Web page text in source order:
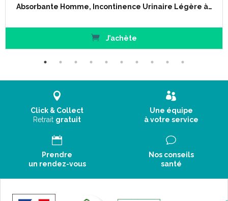
Absorbante Homme, Incontinence Urinaire Légère à…
J’achète
Click & Collect
Retrait gratuit
Une équipe
à votre service
Prendre
un rendez-vous
Nos conseils
santé